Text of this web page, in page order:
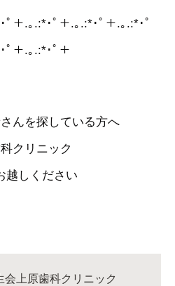
ﾟ＋.｡.:*･ﾟ＋.｡.:*･ﾟ＋.｡.:*･ﾟ
ﾟ＋.｡.:*･ﾟ＋
んを探している方へ
科クリニック
越しください
会上原歯科クリニック